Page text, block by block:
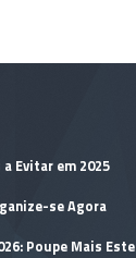
Evitar em 2025
se Agora
Poupe Mais Este